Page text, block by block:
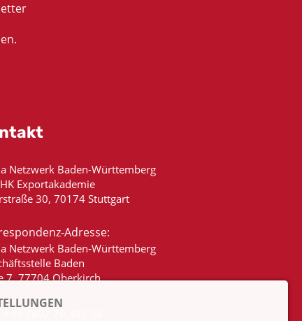
Netzwerk Baden-Württemberg
Exportakademie
30, 70174 Stuttgart
Adresse:
Netzwerk Baden-Württemberg
Baden
7, 77704 Oberkirch